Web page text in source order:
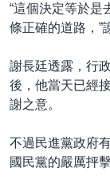
“這個決定等於是
條正確的道路，”
謝長廷透露，行
後，他當天已經
謝之意。
不過民進黨政府
國民黨的嚴厲抨擊